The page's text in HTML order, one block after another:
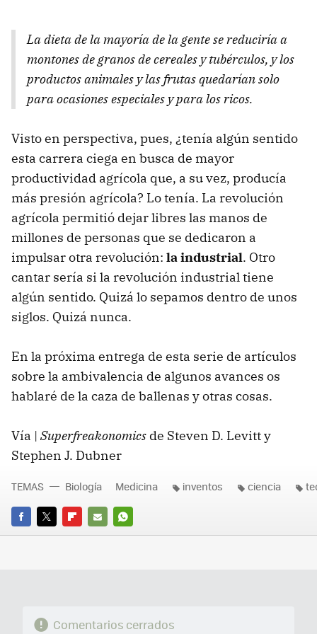
La dieta de la mayoría de la gente se reduciría a
montones de granos de cereales y tubérculos, y los
productos animales y las frutas quedarían solo
para ocasiones especiales y para los ricos.
Visto en perspectiva, pues, ¿tenía algún sentido
esta carrera ciega en busca de mayor
productividad agrícola que, a su vez, producía
más presión agrícola? Lo tenía. La revolución
agrícola permitió dejar libres las manos de
millones de personas que se dedicaron a
impulsar otra revolución: la industrial. Otro
cantar sería si la revolución industrial tiene
algún sentido. Quizá lo sepamos dentro de unos
siglos. Quizá nunca.
En la próxima entrega de esta serie de artículos
sobre la ambivalencia de algunos avances os
hablaré de la caza de ballenas y otras cosas.
Vía | Superfreakonomics de Steven D. Levitt y
Stephen J. Dubner
FACEBOOK
TWITTERFLIPBOARD
E-
WHATSAPP
TEMAS Biología Medicina inventos ciencia
Comentarios cerrados